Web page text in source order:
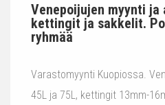
Venepoijujen myynti ja
kettingit ja sakkelit.
ryhmää
Varastomyynti Kuopiossa.
45L ja 75L, kettingit 13mm-